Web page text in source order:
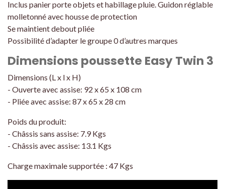
Inclus panier porte objets et habillage pluie. Guidon réglable
molletonné avec housse de protection
Se maintient debout pliée
Possibilité d’adapter le groupe 0 d’autres marques
Dimensions poussette Easy Twin 3
Dimensions (L x l x H)
- Ouverte avec assise: 92 x 65 x 108 cm
- Pliée avec assise: 87 x 65 x 28 cm
Poids du produit:
- Châssis sans assise: 7.9 Kgs
- Châssis avec assise: 13.1 Kgs
Charge maximale supportée : 47 Kgs